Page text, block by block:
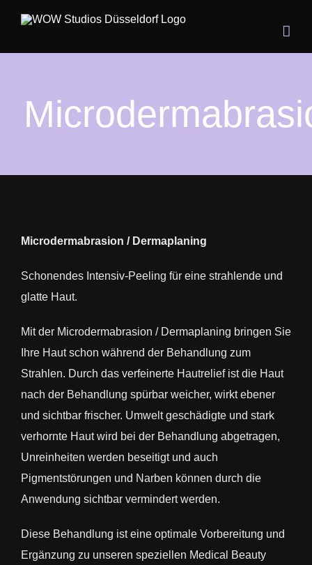
springen
Microdermabrasion / Dermaplaning
Schonendes Intensiv-Peeling für eine strahlende und
glatte Haut.
Mit der Microdermabrasion / Dermaplaning bringen Sie
Ihre Haut schon während der Behandlung zum
Strahlen. Durch das verfeinerte Hautrelief ist die Haut
nach der Behandlung spürbar weicher, wirkt ebener
und sichtbar frischer. Umwelt geschädigte und stark
verhornte Haut wird bei der Behandlung abgetragen,
Unreinheiten werden beseitigt und auch
Pigmentstörungen und Narben können durch die
Anwendung sichtbar vermindert werden.
Diese Behandlung ist eine optimale Vorbereitung und
Ergänzung zu unseren speziellen Medical Beauty